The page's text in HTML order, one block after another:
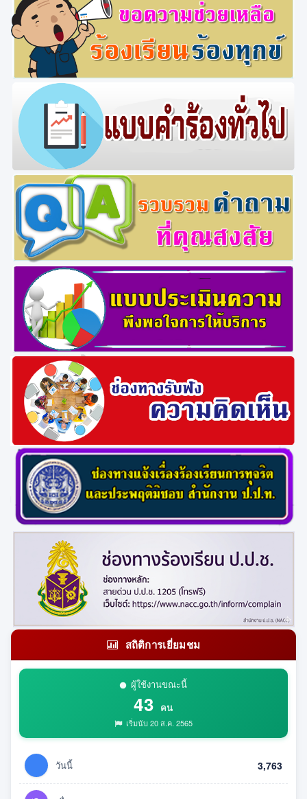
สถิติการเยี่ยมชม
ผู้ใช้งานขณะนี้
43 คน
เริ่มนับ 20 ส.ค. 2565
วันนี้ 3,763